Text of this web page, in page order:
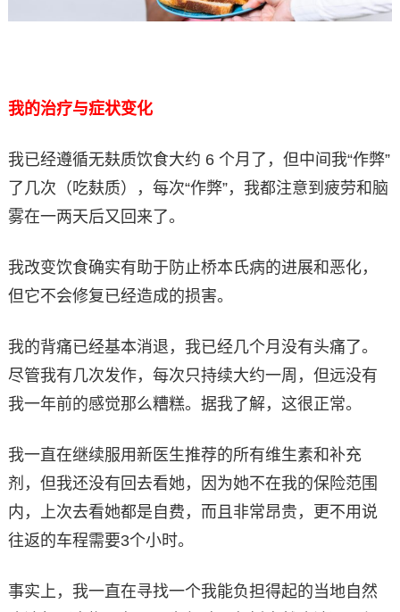
我的治疗与症状变化
我已经遵循无麸质饮食大约 6 个月了，但中间我“作弊”
了几次（吃麸质），每次“作弊”，我都注意到疲劳和脑
雾在一两天后又回来了。
我改变饮食确实有助于防止桥本氏病的进展和恶化，
但它不会修复已经造成的损害。
我的背痛已经基本消退，我已经几个月没有头痛了。
尽管我有几次发作，每次只持续大约一周，但远没有
我一年前的感觉那么糟糕。据我了解，这很正常。
我一直在继续服用新医生推荐的所有维生素和补充
剂，但我还没有回去看她，因为她不在我的保险范围
内，上次去看她都是自费，而且非常昂贵，更不用说
往返的车程需要3个小时。
事实上，我一直在寻找一个我能负担得起的当地自然